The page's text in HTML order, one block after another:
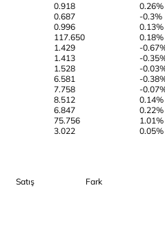
0.918
0.26%
0.687
-0.3%
0.996
0.13%
117.650
0.18%
1.429
-
1.413
-
1.528
-
6.581
-
7.758
-
8.512
0.14%
6.847
0.22%
75.756
1.01%
3.022 0.05%
Satış Fark